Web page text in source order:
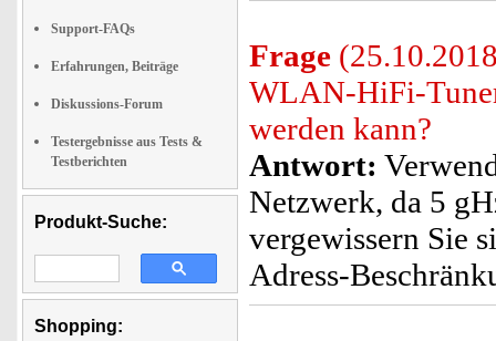
Support-FAQs
Erfahrungen, Beiträge
Diskussions-Forum
Testergebnisse aus Tests &
Testberichten
Produkt-Suche:
Shopping:
Frage
WLAN-HiFi-
werden kann?
Antwort:
Netzwerk, da 5
vergewissern Sie
Adress-